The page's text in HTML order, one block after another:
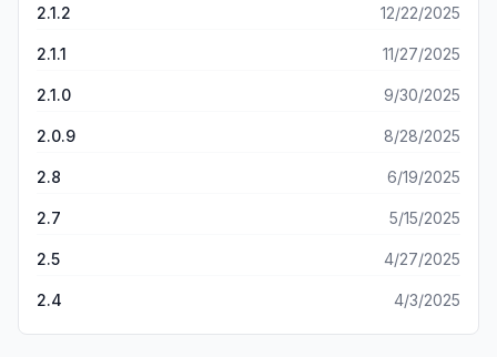
2.1.2 12/22/2025
2.1.1 11/27/2025
2.1.0 9/30/2025
2.0.9 8/28/2025
2.8 6/19/2025
2.7 5/15/2025
2.5 4/27/2025
2.4 4/3/2025